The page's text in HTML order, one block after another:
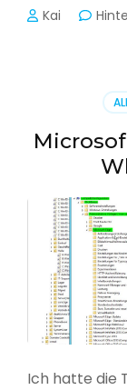
Kai
Ich hatte die